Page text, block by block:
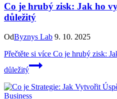
Co je hrubý zisk: Jak ho
důležitý
OdByznys Lab 9. 10. 2025
Přečtěte si více Co je hrubý zisk:
důležitý